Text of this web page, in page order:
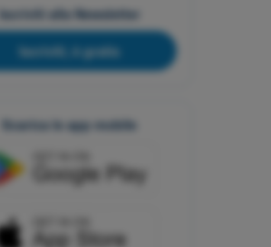
Iscriviti alla Newsletter
Iscriviti, è gratis
Scarica le app mobile